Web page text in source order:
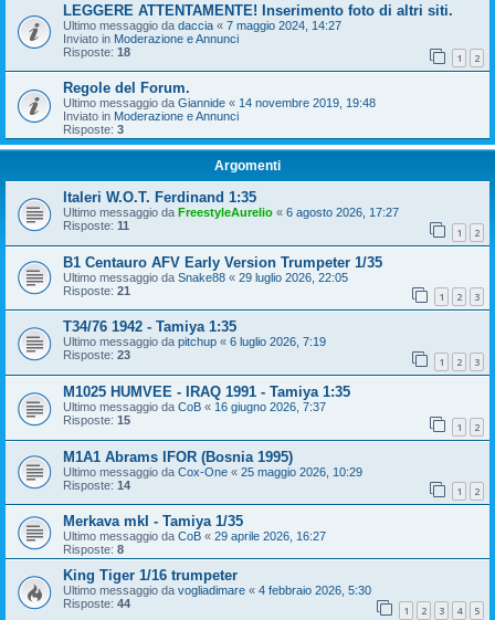
LEGGERE ATTENTAMENTE! Inserimento foto di altri siti.
Ultimo messaggio da daccia « 7 maggio 2024, 14:27
Inviato in Moderazione e Annunci
Risposte: 18 1 2
Regole del Forum.
Ultimo messaggio da Giannide « 14 novembre 2019, 19:48
Inviato in Moderazione e Annunci
Risposte: 3
Argomenti
Italeri W.O.T. Ferdinand 1:35
Ultimo messaggio da FreestyleAurelio « 6 agosto 2026, 17:27
Risposte: 11 1 2
B1 Centauro AFV Early Version Trumpeter 1/35
Ultimo messaggio da Snake88 « 29 luglio 2026, 22:05
Risposte: 21 1 2 3
T34/76 1942 - Tamiya 1:35
Ultimo messaggio da pitchup « 6 luglio 2026, 7:19
Risposte: 23 1 2 3
M1025 HUMVEE - IRAQ 1991 - Tamiya 1:35
Ultimo messaggio da CoB « 16 giugno 2026, 7:37
Risposte: 15 1 2
M1A1 Abrams IFOR (Bosnia 1995)
Ultimo messaggio da Cox-One « 25 maggio 2026, 10:29
Risposte: 14 1 2
Merkava mkI - Tamiya 1/35
Ultimo messaggio da CoB « 29 aprile 2026, 16:27
Risposte: 8
King Tiger 1/16 trumpeter
Ultimo messaggio da vogliadimare « 4 febbraio 2026, 5:30
Risposte: 44 1 2 3 4 5